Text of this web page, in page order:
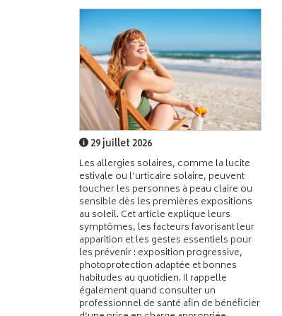
29 juillet 2026
Les allergies solaires, comme la lucite
estivale ou l’urticaire solaire, peuvent
toucher les personnes à peau claire ou
sensible dès les premières expositions
au soleil. Cet article explique leurs
symptômes, les facteurs favorisant leur
apparition et les gestes essentiels pour
les prévenir : exposition progressive,
photoprotection adaptée et bonnes
habitudes au quotidien. Il rappelle
également quand consulter un
professionnel de santé afin de bénéficier